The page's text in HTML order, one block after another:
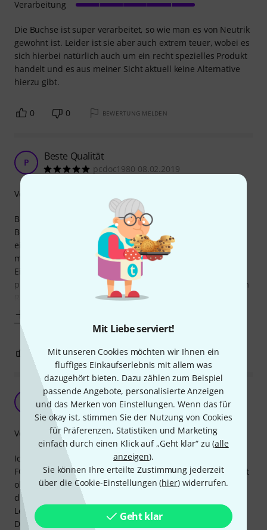
Mit Liebe serviert!
Mit unseren Cookies möchten wir Ihnen ein
fluffiges Einkaufserlebnis mit allem was
dazugehört bieten. Dazu zählen zum Beispiel
passende Angebote, personalisierte Anzeigen
und das Merken von Einstellungen. Wenn das für
Sie okay ist, stimmen Sie der Nutzung von Cookies
für Präferenzen, Statistiken und Marketing
einfach durch einen Klick auf „Geht klar“ zu (alle
anzeigen).
Sie können Ihre erteilte Zustimmung jederzeit
über die Cookie-Einstellungen (hier) widerrufen.
Geht klar
Die Buchse ist super verarbeitet, so wie man es von Neutrik
gewohnt ist. Leider ist sie aber auch extrem teuer, wobei es
sich hierbei natürlich auch um ein recht spezielles Produkt
handelt und es aus meiner Sicht aktuell keine Alternative
hierzu gibt.
Verarbeitung
0 0 BEWERTUNG MELDEN
P Beste Qualität
pcdoc1980 08.02.2019
Benutze diese Einbaubuchsen, um die AES-Ausgänge der
Behringer Digital Snakes, die in einem tragbaren Rack
eingebaut sind, nach außen zu führen. Das funktioniert
mittels dieser Adapter, die an Patchpanels mit D-Typ-
Einlässen eingeschraubt werden, perfekt und sieht viel
professioneller aus. Man erspart sich auch das Friemeln im
Rack ohne Sicht unter sehr beengten
Verarbeitung
0 0 BEWERTUNG MELDEN
Super CAT Einbaubuchse
Kreisverkehr 13.04.2020
Ich nutze sie in unserem Liverack für den Anschluss der
FOH-Pult CAT-Leitung. Habe damit noch nie ausfälle gehabt
obwohl ich mit dem CAT vor der Buchse eigentlich schon
die vom Hersteller angegebene Maximallänge der CAT-
Leitung ausreize.
Die Verschlussklappe ist goldwert auf staubingen Festivals.
Verarbeitung